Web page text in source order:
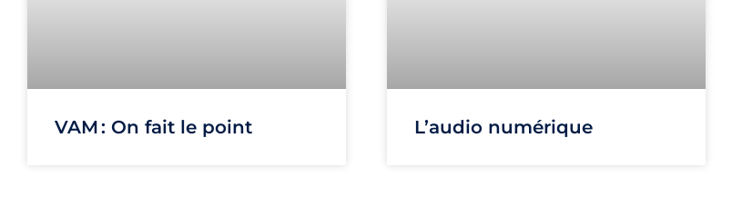
VAM : On fait le point L’audio numérique